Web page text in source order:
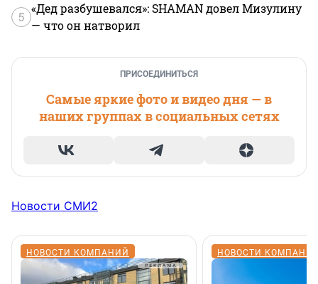
5
«Дед разбушевался»: SHAMAN довел Мизулину
— что он натворил
ПРИСОЕДИНИТЬСЯ
Самые яркие фото и видео дня — в
наших группах в социальных сетях
Новости СМИ2
НОВОСТИ КОМПАНИЙ НОВОСТИ